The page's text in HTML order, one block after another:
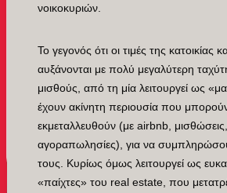
νοικοκυριών.
Το γεγονός ότι οι τιμές της κατοικίας
αυξάνονται με πολύ μεγαλύτερη
μισθούς, από τη μία λειτουργεί ως
έχουν ακίνητη περιουσία που
εκμεταλλευθούν (με airbnb, μισθώσεις,
αγοραπωλησίες), για να
τους. Κυρίως όμως λειτουργεί ως
«παίχτες» του real estate, που